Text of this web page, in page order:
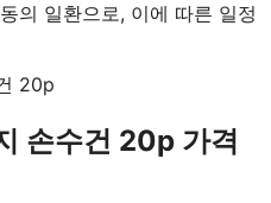
의 일환으로, 이에 따른 일정
손수건 20p 가격